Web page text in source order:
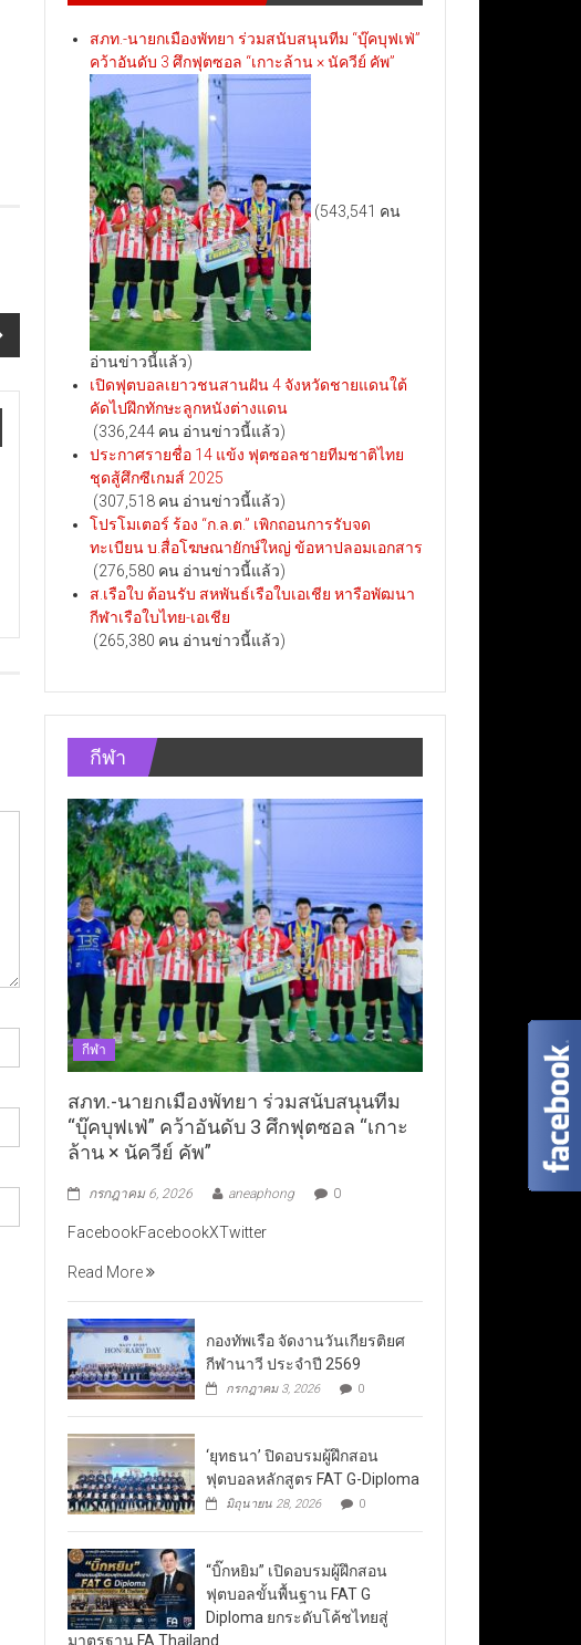
สภท.-นายกเมืองพัทยา ร่วมสนับสนุนทีม “บุ๊คบุฟเฟ่”
คว้าอันดับ 3 ศึกฟุตซอล “เกาะล้าน × นัควีย์ คัพ”
(543,541 คน
อ่านข่าวนี้แล้ว)
เปิดฟุตบอลเยาวชนสานฝัน 4 จังหวัดชายแดนใต้
คัดไปฝึกทักษะลูกหนังต่างแดน
(336,244 คน อ่านข่าวนี้แล้ว)
ประกาศรายชื่อ 14 แข้ง ฟุตซอลชายทีมชาติไทย
ชุดสู้ศึกซีเกมส์ 2025
(307,518 คน อ่านข่าวนี้แล้ว)
โปรโมเตอร์ ร้อง “ก.ล.ต.” เพิกถอนการรับจด
ทะเบียน บ.สื่อโฆษณายักษ์ใหญ่ ข้อหาปลอมเอกสาร
(276,580 คน อ่านข่าวนี้แล้ว)
ส.เรือใบ ต้อนรับ สหพันธ์เรือใบเอเชีย หารือพัฒนา
กีฬาเรือใบไทย-เอเชีย
(265,380 คน อ่านข่าวนี้แล้ว)
กีฬา
กีฬา
สภท.-นายกเมืองพัทยา ร่วมสนับสนุนทีม
“บุ๊คบุฟเฟ่” คว้าอันดับ 3 ศึกฟุตซอล “เกาะ
ล้าน × นัควีย์ คัพ”
กรกฎาคม 6, 2026 aneaphong 0
FacebookFacebookXTwitter
Read More
กองทัพเรือ จัดงานวันเกียรติยศ
กีฬานาวี ประจำปี 2569
กรกฎาคม 3, 2026 0
‘ยุทธนา’ ปิดอบรมผู้ฝึกสอน
ฟุตบอลหลักสูตร FAT G-Diploma
มิถุนายน 28, 2026 0
“บิ๊กหยิม” เปิดอบรมผู้ฝึกสอน
ฟุตบอลขั้นพื้นฐาน FAT G
Diploma ยกระดับโค้ชไทยสู่
มาตรฐาน FA Thailand